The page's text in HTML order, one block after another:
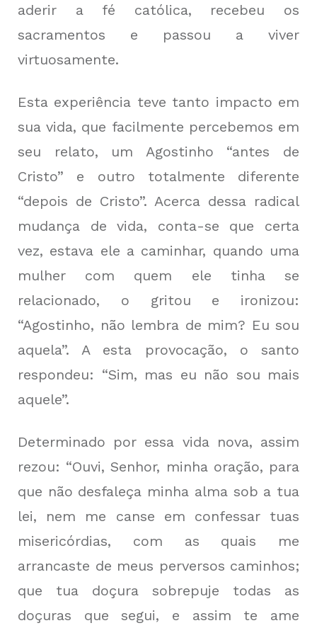
aderir a fé católica, recebeu os
sacramentos e passou a viver
virtuosamente.
Esta experiência teve tanto impacto em
sua vida, que facilmente percebemos em
seu relato, um Agostinho “antes de
Cristo” e outro totalmente diferente
“depois de Cristo”. Acerca dessa radical
mudança de vida, conta-se que certa
vez, estava ele a caminhar, quando uma
mulher com quem ele tinha se
relacionado, o gritou e ironizou:
“Agostinho, não lembra de mim? Eu sou
aquela”. A esta provocação, o santo
respondeu: “Sim, mas eu não sou mais
aquele”.
Determinado por essa vida nova, assim
rezou: “Ouvi, Senhor, minha oração, para
que não desfaleça minha alma sob a tua
lei, nem me canse em confessar tuas
misericórdias, com as quais me
arrancaste de meus perversos caminhos;
que tua doçura sobrepuje todas as
doçuras que segui, e assim te ame